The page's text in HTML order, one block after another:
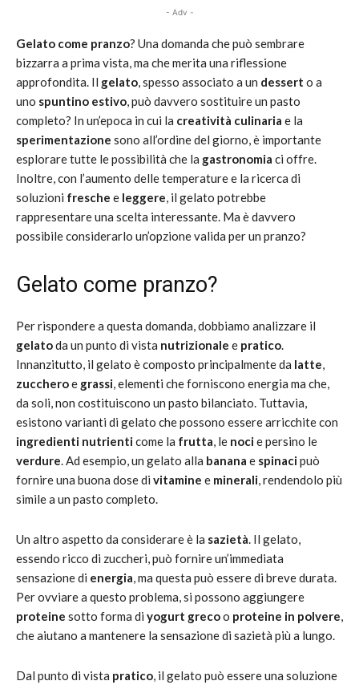
- Adv -
Gelato come pranzo? Una domanda che può sembrare
bizzarra a prima vista, ma che merita una riflessione
approfondita. Il gelato, spesso associato a un dessert o a
uno spuntino estivo, può davvero sostituire un pasto
completo? In un’epoca in cui la creatività culinaria e la
sperimentazione sono all’ordine del giorno, è importante
esplorare tutte le possibilità che la gastronomia ci offre.
Inoltre, con l’aumento delle temperature e la ricerca di
soluzioni fresche e leggere, il gelato potrebbe
rappresentare una scelta interessante. Ma è davvero
possibile considerarlo un’opzione valida per un pranzo?
Gelato come pranzo?
Per rispondere a questa domanda, dobbiamo analizzare il
gelatoda un punto di vista nutrizionale e pratico.
Innanzitutto, il gelato è composto principalmente da latte,
zuccheroe grassi, elementi che forniscono energia ma che,
da soli, non costituiscono un pasto bilanciato. Tuttavia,
esistono varianti di gelato che possono essere arricchite con
ingredienti nutrienticome la frutta, le nocie persino le
verdure. Ad esempio, un gelato alla banana e spinacipuò
fornire una buona dose di vitamine e minerali, rendendolo più
simile a un pasto completo.
Un altro aspetto da considerare è la sazietà. Il gelato,
essendo ricco di zuccheri, può fornire un’immediata
sensazione di energia, ma questa può essere di breve durata.
Per ovviare a questo problema, si possono aggiungere
proteine sotto forma di yogurt grecoo proteine in polvere,
che aiutano a mantenere la sensazione di sazietà più a lungo.
Dal punto di vista pratico, il gelato può essere una soluzione